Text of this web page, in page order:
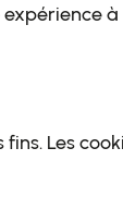
Les